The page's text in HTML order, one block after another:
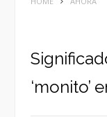
‘monito’